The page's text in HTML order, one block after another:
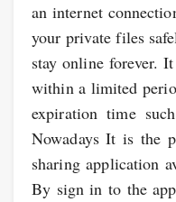
an internet
your private files
stay online forever.
within a limited
expiration time
Nowadays It is the
sharing application
By sign in to the